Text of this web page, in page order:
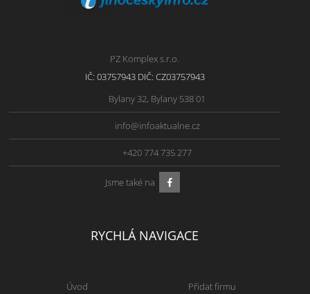
PZ Komplex s.r.o.
IČ: 03757943 DIČ: CZ03757943
Bylany 32, Bylany 538 01
info@infoaktualne.cz
+420 774 735 277
Jsme také na
RYCHLÁ NAVIGACE
Úvod
Přidat firmu